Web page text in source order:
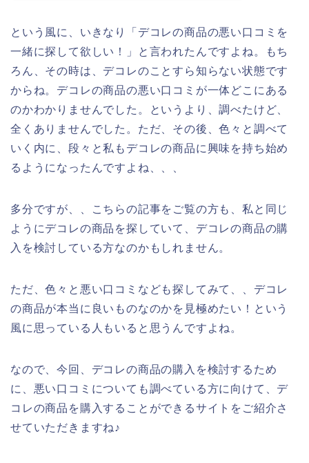
という風に、いきなり「デコレの商品の悪い口コミを
一緒に探して欲しい！」と言われたんですよね。もち
ろん、その時は、デコレのことすら知らない状態です
からね。デコレの商品の悪い口コミが一体どこにある
のかわかりませんでした。というより、調べたけど、
全くありませんでした。ただ、その後、色々と調べて
いく内に、段々と私もデコレの商品に興味を持ち始め
るようになったんですよね、、、
多分ですが、、こちらの記事をご覧の方も、私と同じ
ようにデコレの商品を探していて、デコレの商品の購
入を検討している方なのかもしれません。
ただ、色々と悪い口コミなども探してみて、、デコレ
の商品が本当に良いものなのかを見極めたい！という
風に思っている人もいると思うんですよね。
なので、今回、デコレの商品の購入を検討するため
に、悪い口コミについても調べている方に向けて、デ
コレの商品を購入することができるサイトをご紹介さ
せていただきますね♪